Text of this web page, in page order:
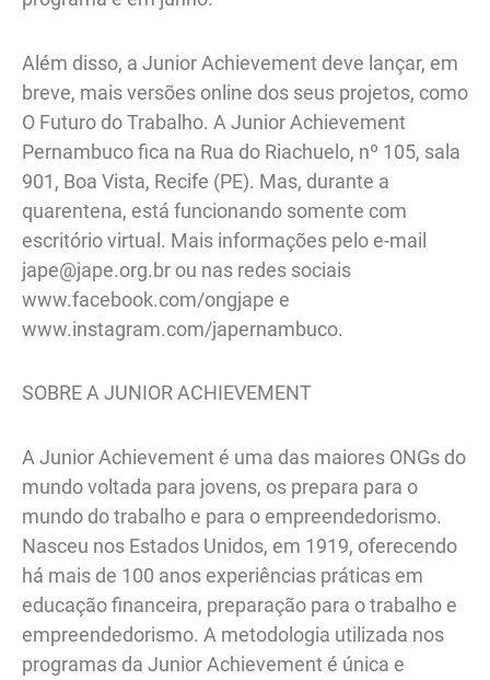
Além disso, a Junior Achievement deve lançar, em
breve, mais versões online dos seus projetos, como
O Futuro do Trabalho. A Junior Achievement
Pernambuco fica na Rua do Riachuelo, nº 105, sala
901, Boa Vista, Recife (PE). Mas, durante a
quarentena, está funcionando somente com
escritório virtual. Mais informações pelo e-mail
jape@jape.org.br ou nas redes sociais
www.facebook.com/ongjape e
www.instagram.com/japernambuco.
SOBRE A JUNIOR ACHIEVEMENT
A Junior Achievement é uma das maiores ONGs do
mundo voltada para jovens, os prepara para o
mundo do trabalho e para o empreendedorismo.
Nasceu nos Estados Unidos, em 1919, oferecendo
há mais de 100 anos experiências práticas em
educação financeira, preparação para o trabalho e
empreendedorismo. A metodologia utilizada nos
programas da Junior Achievement é única e